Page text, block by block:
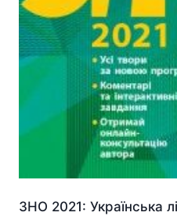
ЗНО 2021: Українська